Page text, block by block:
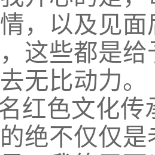
，以及见
这些都是
无比动力。
红色文化
绝不仅仅